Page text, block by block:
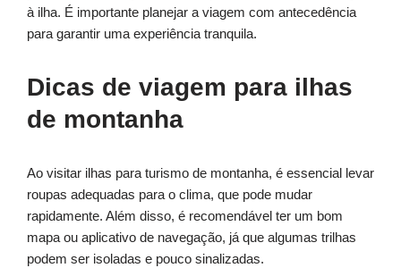
à ilha. É importante planejar a viagem com antecedência
para garantir uma experiência tranquila.
Dicas de viagem para ilhas
de montanha
Ao visitar ilhas para turismo de montanha, é essencial levar
roupas adequadas para o clima, que pode mudar
rapidamente. Além disso, é recomendável ter um bom
mapa ou aplicativo de navegação, já que algumas trilhas
podem ser isoladas e pouco sinalizadas.